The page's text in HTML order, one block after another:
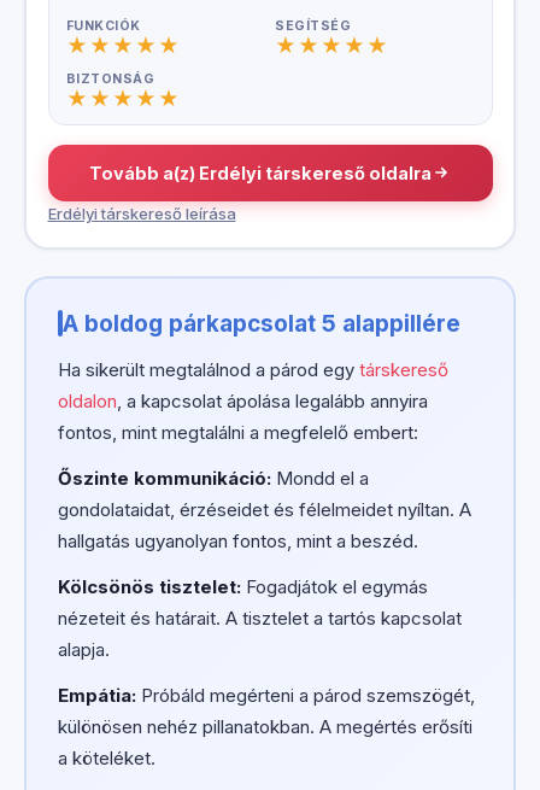
FUNKCIÓK SEGÍTSÉG
BIZTONSÁG
Tovább a(z) Erdélyi társkereső oldalra
Erdélyi társkereső leírása
A boldog párkapcsolat 5 alappillére
Ha sikerült megtalálnod a párod egy társkereső
oldalon , a kapcsolat ápolása legalább annyira
fontos, mint megtalálni a megfelelő embert:
Őszinte kommunikáció:Mondd el a
gondolataidat, érzéseidet és félelmeidet nyíltan. A
hallgatás ugyanolyan fontos, mint a beszéd.
Kölcsönös tisztelet:Fogadjátok el egymás
nézeteit és határait. A tisztelet a tartós kapcsolat
alapja.
Empátia:Próbáld megérteni a párod szemszögét,
különösen nehéz pillanatokban. A megértés erősíti
a köteléket.